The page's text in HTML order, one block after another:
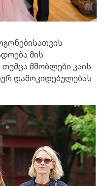
მის
მშობლები კაის
დამოკიდებულებას